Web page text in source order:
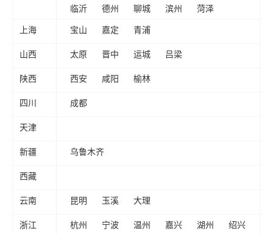
临沂
德州 聊城 滨州 菏泽
上海 宝山 嘉定 青浦
山西 太原 晋中 运城 吕梁
陕西 西安 咸阳 榆林
四川 成都
天津
新疆 乌鲁木齐
西藏
云南 昆明 玉溪 大理
浙江 杭州 宁波 温州 嘉兴 湖州
绍兴